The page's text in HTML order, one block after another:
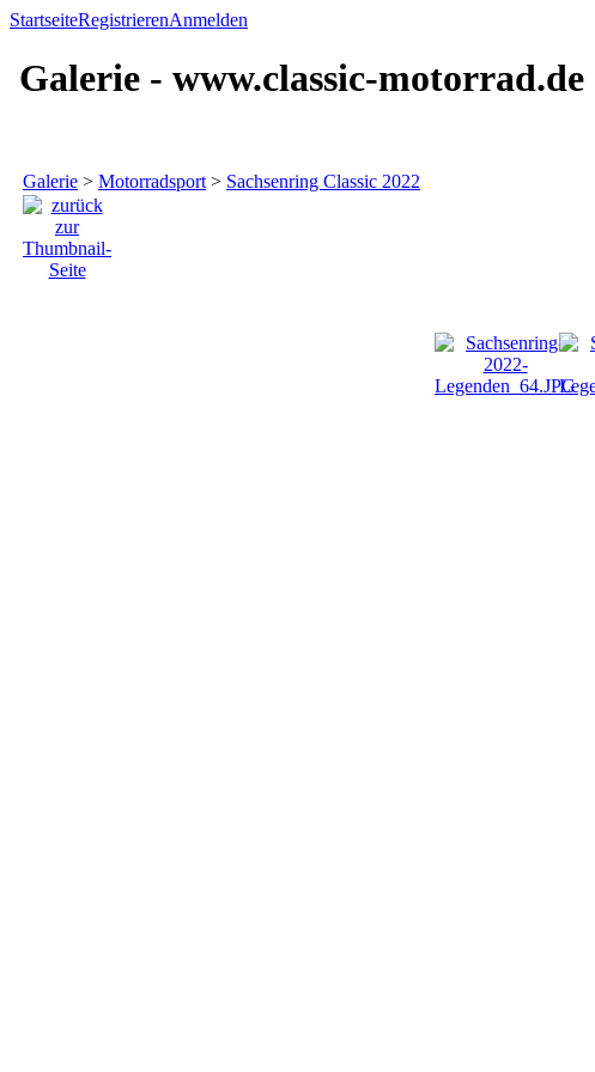
StartseiteRegistrierenAnmelden
Galerie - www.classic-motorrad.de
Galerie > Motorradsport > Sachsenring Classic 2022